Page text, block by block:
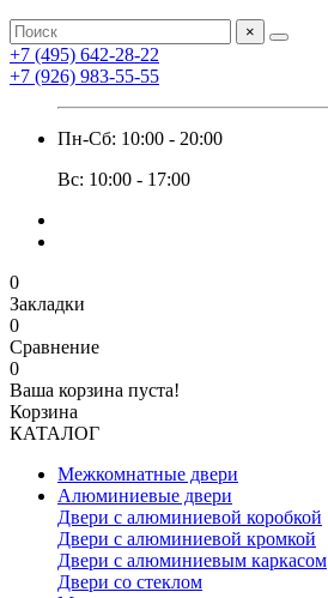
×
+7 (495) 642-28-22
+7 (926) 983-55-55
Пн-Сб: 10:00 - 20:00
Вс: 10:00 - 17:00
0
Закладки
0
Сравнение
0
Ваша корзина пуста!
Корзина
КАТАЛОГ
Межкомнатные двери
Алюминиевые двери
Двери с алюминиевой коробкой
Двери с алюминиевой кромкой
Двери с алюминиевым каркасом
Двери со стеклом